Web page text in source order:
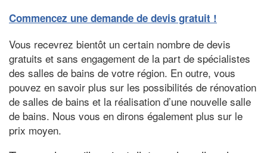
Commencez une demande de devis gratuit !
Vous recevrez bientôt un certain nombre de devis
gratuits et sans engagement de la part de spécialistes
des salles de bains de votre région. En outre, vous
pouvez en savoir plus sur les possibilités de rénovation
de salles de bains et la réalisation d’une nouvelle salle
de bains. Nous vous en dirons également plus sur le
prix moyen.